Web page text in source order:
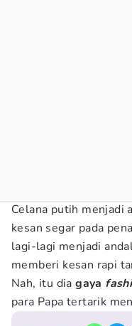
Celana putih menjadi
kesan segar pada
lagi-lagi menjadi
memberi kesan rapi
Nah, itu diagaya
para Papa tertarik